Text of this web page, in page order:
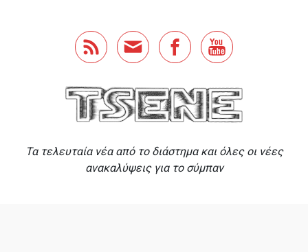
Τα τελευταία νέα από το διάστημα και όλες οι νέες
ανακαλύψεις για το σύμπαν